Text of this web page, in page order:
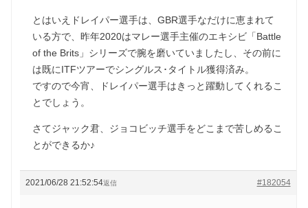
とはいえドレイパー選手は、GBR選手なだけに恵まれて
いる方で、昨年2020はマレー選手主催のエキシビ「Battle
of the Brits」シリーズで腕を磨いていましたし、その前に
は既にITFツアーでシングルス･タイトル獲得済み。
ですので今宵、ドレイパー選手はきっと躍動してくれるこ
とでしょう。
さてジャック君、ジョコビッチ選手をどこまで苦しめるこ
とができるか♪
2021/06/28 21:52:54 #182054
返信